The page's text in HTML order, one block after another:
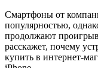
Смартфоны от
популярностью,
продолжают
расскажет, почему
купить в интернет-